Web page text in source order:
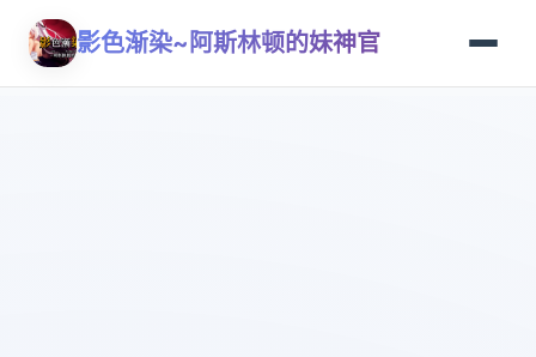
影色渐染~阿斯林顿的妹神官